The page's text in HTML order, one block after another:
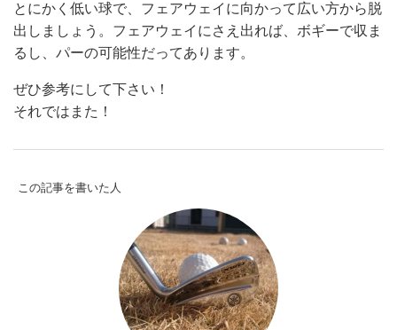
とにかく低い球で、フェアウェイに向かって広い方から脱
出しましょう。フェアウェイにさえ出れば、ボギーで収ま
るし、パーの可能性だってあります。
ぜひ参考にして下さい！
それではまた！
この記事を書いた人